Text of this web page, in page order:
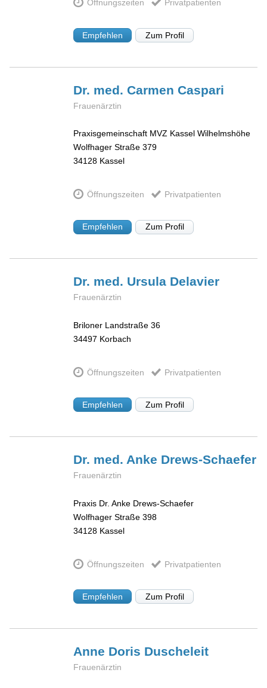
Öffnungszeiten Privatpatienten
Empfehlen Zum Profil
Dr. med. CarmenCaspari
Frauenärztin
Praxisgemeinschaft MVZ Kassel Wilhelmshöhe
Wolfhager Straße 379
34128 Kassel
Öffnungszeiten Privatpatienten
Empfehlen Zum Profil
Dr. med. Ursula Delavier
Frauenärztin
Briloner Landstraße 36
34497 Korbach
Öffnungszeiten Privatpatienten
Empfehlen Zum Profil
Dr. med. Anke Drews-Schaefer
Frauenärztin
Praxis Dr. Anke Drews-Schaefer
Wolfhager Straße 398
34128 Kassel
Öffnungszeiten Privatpatienten
Empfehlen Zum Profil
Anne Doris Duscheleit
Frauenärztin